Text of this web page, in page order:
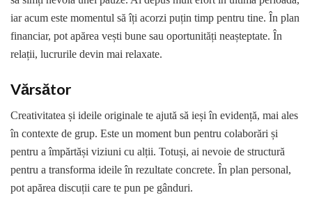
iar acum este momentul să îți acorzi puțin timp pentru tine. În plan
financiar, pot apărea vești bune sau oportunități neașteptate. În
relații, lucrurile devin mai relaxate.
Vărsător
Creativitatea și ideile originale te ajută să ieși în evidență, mai ales
în contexte de grup. Este un moment bun pentru colaborări și
pentru a împărtăși viziuni cu alții. Totuși, ai nevoie de structură
pentru a transforma ideile în rezultate concrete. În plan personal,
pot apărea discuții care te pun pe gânduri.